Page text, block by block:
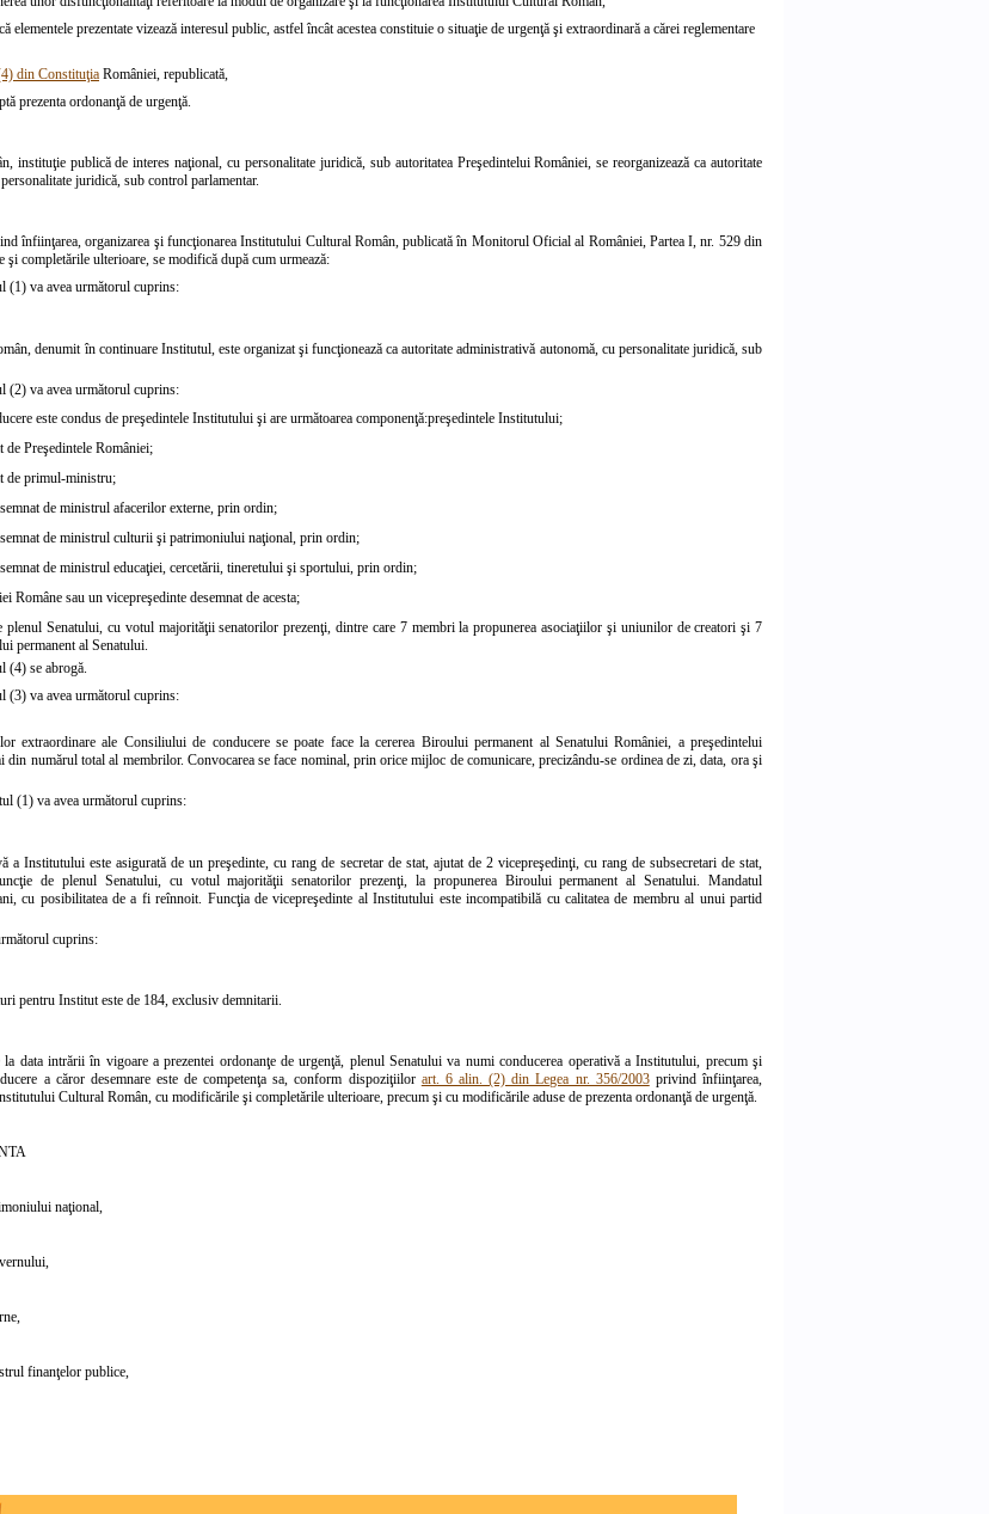
elementele prezentate vizează interesul public, astfel încât acestea constituie o situaţie de urgenţă şi extraordinară a cărei reglementare
din Constituţia României, republicată,
prezenta ordonanţă de urgenţă.
instituţie publică de interes naţional, cu personalitate juridică, sub autoritatea Preşedintelui României, se reorganizează ca autoritate
juridică, sub control parlamentar.
înfiinţarea, organizarea şi funcţionarea Institutului Cultural Român, publicată în Monitorul Oficial al României, Partea I, nr. 529 din
completările ulterioare, se modifică după cum urmează:
(1) va avea următorul cuprins:
denumit în continuare Institutul, este organizat şi funcţionează ca autoritate administrativă autonomă, cu personalitate juridică, sub
(2) va avea următorul cuprins:
este condus de preşedintele Institutului şi are următoarea componenţă:preşedintele Institutului;
de Preşedintele României;
de primul-ministru;
de ministrul afacerilor externe, prin ordin;
de ministrul culturii şi patrimoniului naţional, prin ordin;
de ministrul educaţiei, cercetării, tineretului şi sportului, prin ordin;
Române sau un vicepreşedinte desemnat de acesta;
plenul Senatului, cu votul majorităţii senatorilor prezenţi, dintre care 7 membri la propunerea asociaţiilor şi uniunilor de creatori şi 7
permanent al Senatului.
(4) se abrogă.
(3) va avea următorul cuprins:
extraordinare ale Consiliului de conducere se poate face la cererea Biroului permanent al Senatului României, a preşedintelui
numărul total al membrilor. Convocarea se face nominal, prin orice mijloc de comunicare, precizându-se ordinea de zi, data, ora şi
(1) va avea următorul cuprins:
a Institutului este asigurată de un preşedinte, cu rang de secretar de stat, ajutat de 2 vicepreşedinţi, cu rang de subsecretari de stat,
de plenul Senatului, cu votul majorităţii senatorilor prezenţi, la propunerea Biroului permanent al Senatului. Mandatul
cu posibilitatea de a fi reînnoit. Funcţia de vicepreşedinte al Institutului este incompatibilă cu calitatea de membru al unui partid
cuprins:
pentru Institut este de 184, exclusiv demnitarii.
data intrării în vigoare a prezentei ordonanţe de urgenţă, plenul Senatului va numi conducerea operativă a Institutului, precum şi
a căror desemnare este de competenţa sa, conform dispoziţiilor art. 6 alin. (2) din Legea nr. 356/2003privind înfiinţarea,
Cultural Român, cu modificările şi completările ulterioare, precum şi cu modificările aduse de prezenta ordonanţă de urgenţă.
naţional,
finanţelor publice,